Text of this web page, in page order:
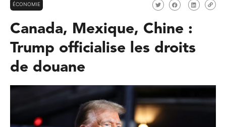
ÉCONOMIE
Canada, Mexique, Chine :
Trump officialise les droits
de douane